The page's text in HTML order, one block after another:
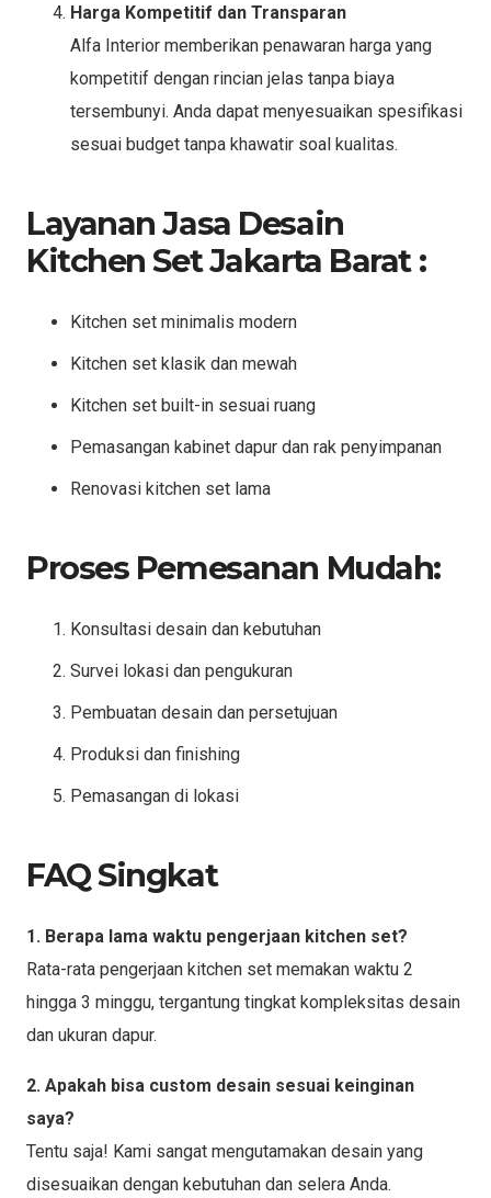
Harga Kompetitif dan Transparan
Alfa Interior memberikan penawaran harga yang
kompetitif dengan rincian jelas tanpa biaya
tersembunyi. Anda dapat menyesuaikan spesifikasi
sesuai budget tanpa khawatir soal kualitas.
Layanan Jasa Desain
Kitchen Set Jakarta Barat :
Kitchen set minimalis modern
Kitchen set klasik dan mewah
Kitchen set built-in sesuai ruang
Pemasangan kabinet dapur dan rak penyimpanan
Renovasi kitchen set lama
Proses Pemesanan Mudah:
Konsultasi desain dan kebutuhan
Survei lokasi dan pengukuran
Pembuatan desain dan persetujuan
Produksi dan finishing
Pemasangan di lokasi
FAQ Singkat
1. Berapa lama waktu pengerjaan kitchen set?
Rata-rata pengerjaan kitchen set memakan waktu 2
hingga 3 minggu, tergantung tingkat kompleksitas desain
dan ukuran dapur.
2. Apakah bisa custom desain sesuai keinginan
saya?
Tentu saja! Kami sangat mengutamakan desain yang
disesuaikan dengan kebutuhan dan selera Anda.